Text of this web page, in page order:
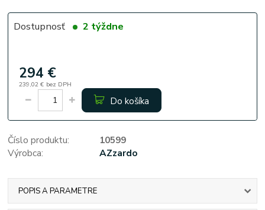
Dostupnosť 2 týždne
294 €
239,02 € bez DPH
Do košíka
Číslo produktu:
10599
Výrobca:
AZzardo
POPIS A PARAMETRE